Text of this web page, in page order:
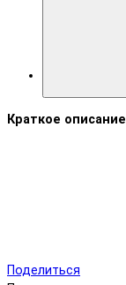
Краткое описание
Поделиться